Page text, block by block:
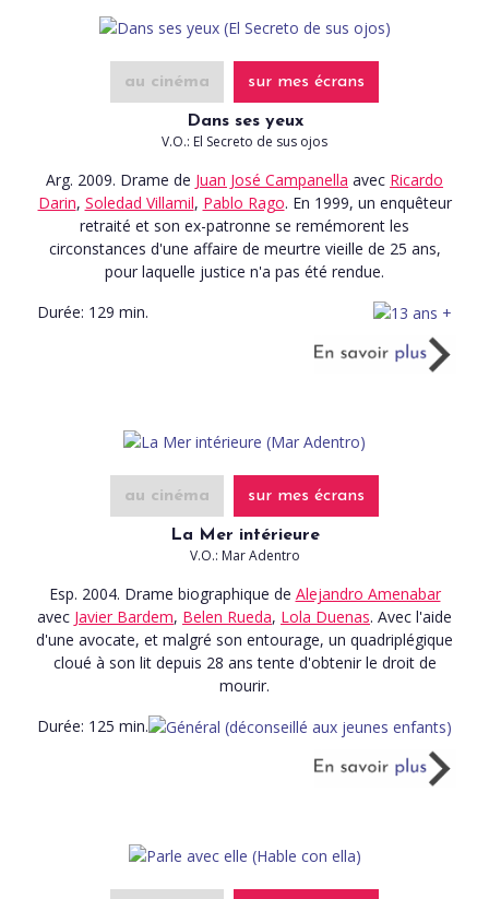
au cinéma sur mes écrans
Dans ses yeux
V.O.: El Secreto de sus ojos
Arg. 2009. Drame de Juan José Campanella avec Ricardo
Darin, Soledad Villamil, Pablo Rago. En 1999, un enquêteur
retraité et son ex-patronne se remémorent les
circonstances d'une affaire de meurtre vieille de 25 ans,
pour laquelle justice n'a pas été rendue.
Durée: 129 min.
au cinéma sur mes écrans
La Mer intérieure
V.O.: Mar Adentro
Esp. 2004. Drame biographique de Alejandro Amenabar
avec Javier Bardem, Belen Rueda, Lola Duenas. Avec l'aide
d'une avocate, et malgré son entourage, un quadriplégique
cloué à son lit depuis 28 ans tente d'obtenir le droit de
mourir.
Durée: 125 min.